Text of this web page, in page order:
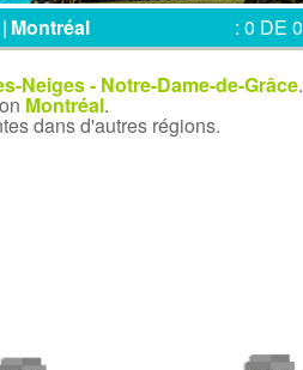
| Montréal : 0 DE 0
Neiges - Notre-Dame-de-Grâce.
Montréal.
dans d'autres régions.